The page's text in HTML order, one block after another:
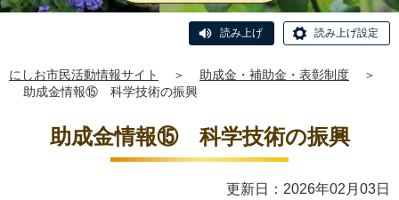
読み上げ 読み上げ設定
にしお市民活動情報サイト ＞ 助成金・補助金・表彰制度
＞
助成金情報⑮ 科学技術の振興
助成金情報⑮ 科学技術の振興
更新日：2026年02月03日